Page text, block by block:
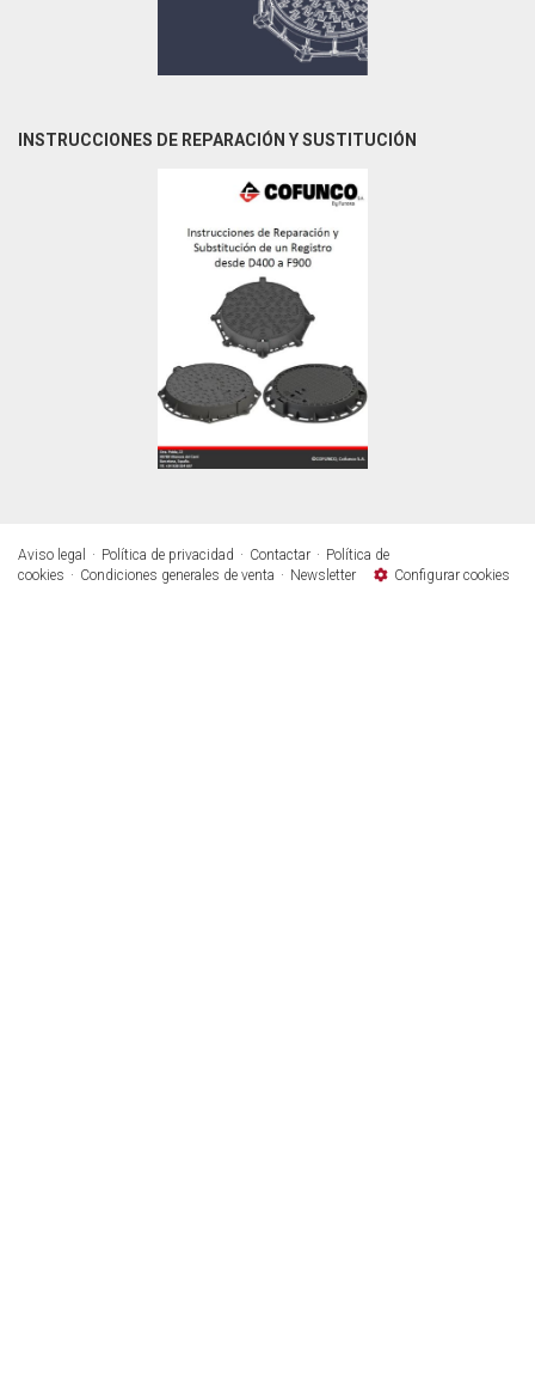
INSTRUCCIONES DE REPARACIÓN Y SUSTITUCIÓN
Aviso legal Política de privacidad Contactar
Política de
cookies
Condiciones generales de venta Newsletter Configurar cookies